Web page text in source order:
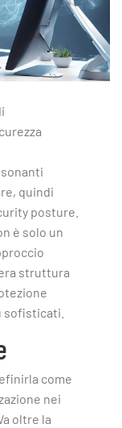
quindi
posture.
è solo un
struttura
sofisticati.
come
nei
oltre la